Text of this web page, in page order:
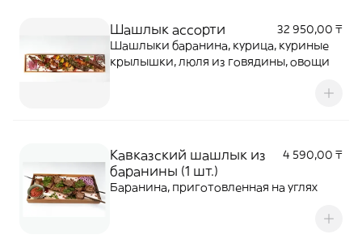
Шашлык ассорти
32 950,00 ₸
Шашлыки баранина, курица, куриные
крылышки, люля из говядины, овощи
Кавказский шашлык из
баранины (1 шт.)
4 590,00 ₸
Баранина, приготовленная на углях